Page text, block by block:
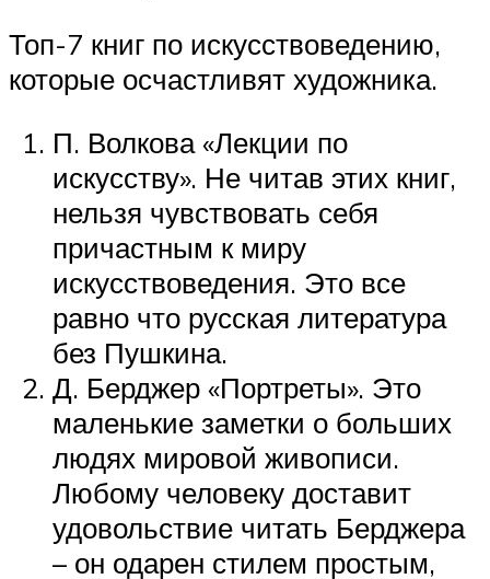
Топ-7 книг по искусствоведению,
которые осчастливят художника.
П. Волкова «Лекции по
искусству». Не читав этих книг,
нельзя чувствовать себя
причастным к миру
искусствоведения. Это все
равно что русская литература
без Пушкина.
Д. Берджер «Портреты». Это
маленькие заметки о больших
людях мировой живописи.
Любому человеку доставит
удовольствие читать Берджера
– он одарен стилем простым,